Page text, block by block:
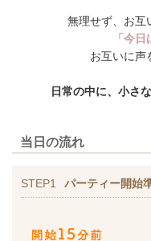
無理せず、お互
「今
お互いに声
日常の中に、小さ
当日の流れ
STEP1 パーティー開始